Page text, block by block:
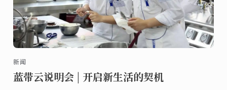
新闻
蓝带云说明会 | 开启新生活的契机